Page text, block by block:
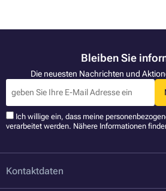
Bleiben Sie
Die neuesten Nachrichten und
Ich willige ein, dass meine
verarbeitet werden. Nähere Informationen
Kontaktdaten